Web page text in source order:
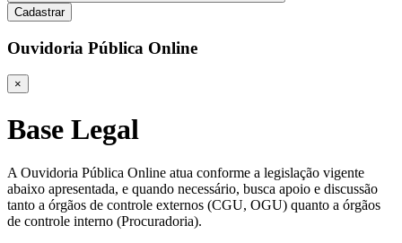
Cadastrar
Ouvidoria Pública Online
×
Base Legal
A Ouvidoria Pública Online atua conforme a legislação vigente
abaixo apresentada, e quando necessário, busca apoio e discussão
tanto a órgãos de controle externos (CGU, OGU) quanto a órgãos
de controle interno (Procuradoria).